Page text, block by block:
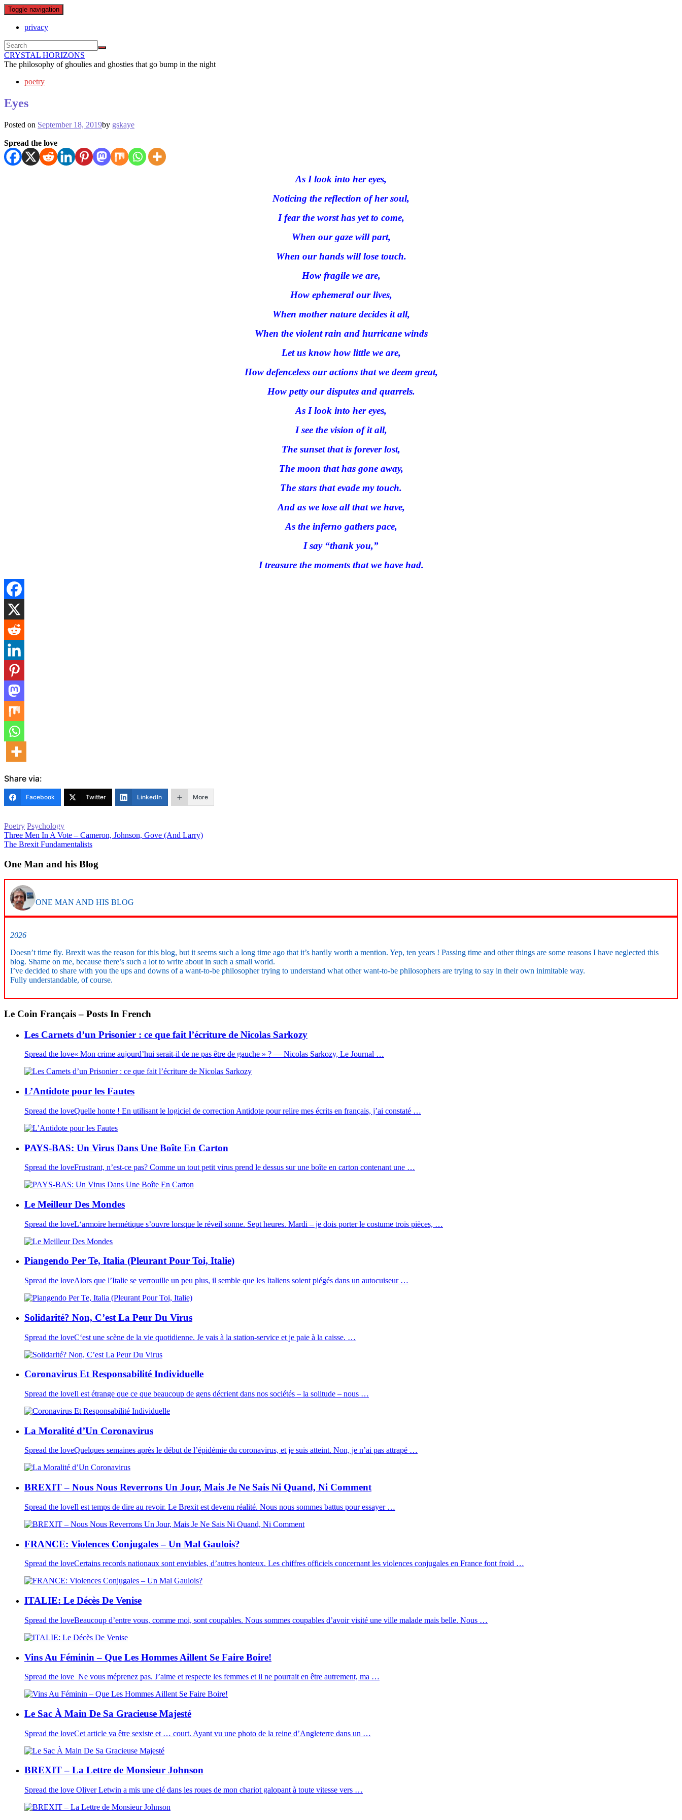
Toggle navigation
privacy
CRYSTAL HORIZONS
The philosophy of ghoulies and ghosties that go bump in the night
poetry
Eyes
Posted on September 18, 2019by gskaye
Spread the love
As I look into her eyes,
Noticing the reflection of her soul,
I fear the worst has yet to come,
When our gaze will part,
When our hands will lose touch.
How fragile we are,
How ephemeral our lives,
When mother nature decides it all,
When the violent rain and hurricane winds
Let us know how little we are,
How defenceless our actions that we deem great,
How petty our disputes and quarrels.
As I look into her eyes,
I see the vision of it all,
The sunset that is forever lost,
The moon that has gone away,
The stars that evade my touch.
And as we lose all that we have,
As the inferno gathers pace,
I say “thank you,”
I treasure the moments that we have had.
Share via:
Facebook Twitter LinkedIn More
Poetry Psychology
Post
navigation
Three Men In A Vote – Cameron, Johnson, Gove (And Larry)
The Brexit Fundamentalists
One Man and his Blog
ONE MAN AND HIS BLOG
2026
Doesn’t time fly. Brexit was the reason for this blog, but it seems such a long time ago that it’s hardly worth a mention. Yep, ten years ! Passing time and other things are some reasons I have neglected this
blog. Shame on me, because there’s such a lot to write about in such a small world.
I’ve decided to share with you the ups and downs of a want-to-be philosopher trying to understand what other want-to-be philosophers are trying to say in their own inimitable way.
Fully understandable, of course.
Le Coin Français – Posts In French
Les Carnets d’un Prisonier : ce que fait l’écriture de Nicolas Sarkozy
Spread the love« Mon crime aujourd’hui serait-il de ne pas être de gauche » ? — Nicolas Sarkozy, Le Journal …
L’Antidote pour les Fautes
Spread the loveQuelle honte ! En utilisant le logiciel de correction Antidote pour relire mes écrits en français, j’ai constaté …
PAYS-BAS: Un Virus Dans Une Boîte En Carton
Spread the loveFrustrant, n’est-ce pas? Comme un tout petit virus prend le dessus sur une boîte en carton contenant une …
Le Meilleur Des Mondes
Spread the loveL‘armoire hermétique s’ouvre lorsque le réveil sonne. Sept heures. Mardi – je dois porter le costume trois pièces, …
Piangendo Per Te, Italia (Pleurant Pour Toi, Italie)
Spread the loveAlors que l’Italie se verrouille un peu plus, il semble que les Italiens soient piégés dans un autocuiseur …
Solidarité? Non, C’est La Peur Du Virus
Spread the loveC‘est une scène de la vie quotidienne. Je vais à la station-service et je paie à la caisse. …
Coronavirus Et Responsabilité Individuelle
Spread the loveIl est étrange que ce que beaucoup de gens décrient dans nos sociétés – la solitude – nous …
La Moralité d’Un Coronavirus
Spread the loveQuelques semaines après le début de l’épidémie du coronavirus, et je suis atteint. Non, je n’ai pas attrapé …
BREXIT – Nous Nous Reverrons Un Jour, Mais Je Ne Sais Ni Quand, Ni Comment
Spread the loveIl est temps de dire au revoir. Le Brexit est devenu réalité. Nous nous sommes battus pour essayer …
FRANCE: Violences Conjugales – Un Mal Gaulois?
Spread the loveCertains records nationaux sont enviables, d’autres honteux. Les chiffres officiels concernant les violences conjugales en France font froid …
ITALIE: Le Décès De Venise
Spread the loveBeaucoup d’entre vous, comme moi, sont coupables. Nous sommes coupables d’avoir visité une ville malade mais belle. Nous …
Vins Au Féminin – Que Les Hommes Aillent Se Faire Boire!
Spread the love Ne vous méprenez pas. J’aime et respecte les femmes et il ne pourrait en être autrement, ma …
Le Sac À Main De Sa Gracieuse Majesté
Spread the loveCet article va être sexiste et … court. Ayant vu une photo de la reine d’Angleterre dans un …
BREXIT – La Lettre de Monsieur Johnson
Spread the love Oliver Letwin a mis une clé dans les roues de mon chariot galopant à toute vitesse vers …